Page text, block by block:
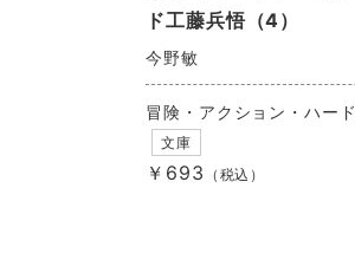
ド工藤兵悟（4）
今野敏
冒険・アクション・ハー
文庫
￥693 （税込）